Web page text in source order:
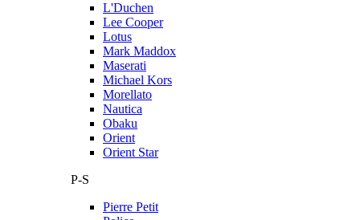
L'Duchen
Lee Cooper
Lotus
Mark Maddox
Maserati
Michael Kors
Morellato
Nautica
Obaku
Orient
Orient Star
P-S
Pierre Petit